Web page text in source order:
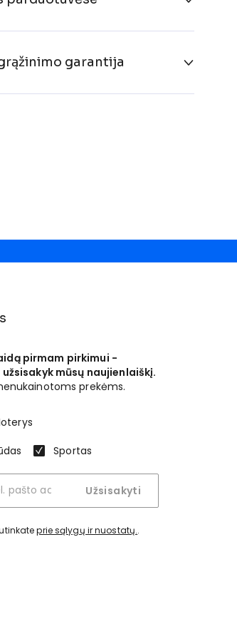
garantija
pirmam pirkimui -
mūsų naujienlaiškį.
prekėms.
Sportas
Užsisakyti
prie sąlygų ir nuostatų..